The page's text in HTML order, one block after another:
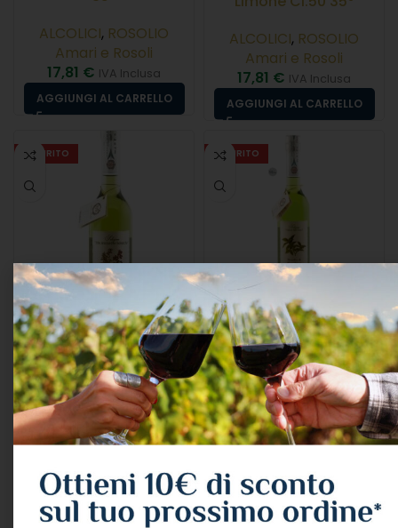
ALCOLICI, ROSOLIO
Amari e Rosoli
17,81 € IVA Inclusa
AGGIUNGI AL CARRELLO
ALCOLICI, ROSOLIO
Amari e Rosoli
17,81 € IVA Inclusa
AGGIUNGI AL CARRELLO
ESAURITO
Rosolio Di Malva E
Santoreggia Cl.50 35°
ALCOLICI,ROSOLIO
Amari e Rosoli
17,81€ IVA Inclusa
ESAURITO
ROSOLIO DI BASILICO
CL.50 35°
ALCOLICI,ROSOLIO
Amari e Rosoli
15,59€ IVA Inclusa
LEGGI TUTTO